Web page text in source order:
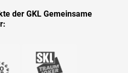
der GKL Gemeinsame